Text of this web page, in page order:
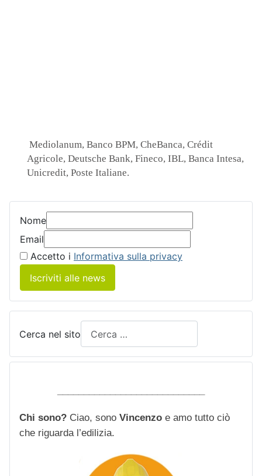
Mediolanum, Banco BPM, CheBanca, Crédit
Agricole, Deutsche Bank, Fineco, IBL, Banca Intesa,
Unicredit, Poste Italiane.
Nome
Email
Accetto i Informativa sulla privacy
Iscriviti alle news
Cerca nel sito
Chi sono? Ciao, sono Vincenzo e amo tutto ciò
che riguarda l’edilizia.